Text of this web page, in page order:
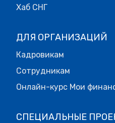
Хаб СНГ
ДЛЯ ОРГАНИЗАЦИЙ
Кадровикам
Сотрудникам
Онлайн-курс Мои
СПЕЦИАЛЬНЫЕ